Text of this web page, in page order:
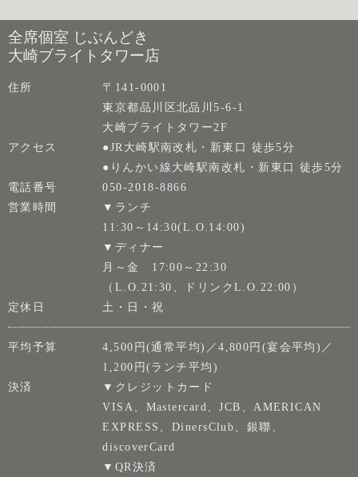
全席個室 じぶんどき
大崎ブライトタワー店
住所
〒141-0001
東京都品川区北品川5-6-1
大崎ブライトタワー2F
アクセス
●JR大崎駅南改札・新東口 徒歩5分
●りんかい線大崎駅南改札・新東口 徒歩5分
電話番号
050-2018-8866
営業時間
▼ランチ
11:30～14:30(L.O.14:00)
▼ディナー
月～金 17:00～22:30
（L.O.21:30、ドリンクL.O.22:00）
定休日
土・日・祝
平均予算
4,500円(通常平均)／4,800円(宴会平均)／
1,200円(ランチ平均)
決済
▼クレジットカード
VISA、Mastercard、JCB、AMERICAN
EXPRESS、DinersClub、銀聯、
discoverCard
▼QR決済